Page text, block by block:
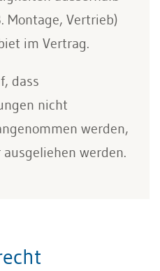
Montage, Vertrieb)
im Vertrag.
dass
nicht
werden,
werden.